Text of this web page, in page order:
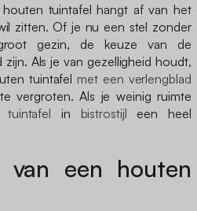
tuintafel hangt af van het
zitten. Of je nu een stel zonder
gezin, de keuze van de
Als je van gezelligheid houdt,
tuintafel met een verlengblad
vergroten. Als je weinig ruimte
tuintafel in bistrostijl een heel
van een houten